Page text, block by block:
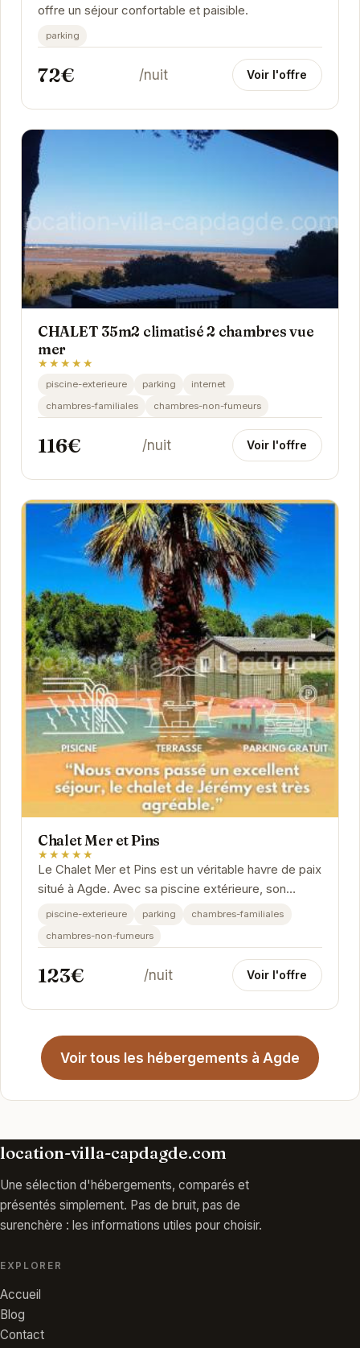
offre un séjour confortable et paisible.
parking
72€ /nuit Voir l'offre
CHALET 35m2 climatisé 2 chambres vue
mer
★★★★★
piscine-exterieure parking
internet
chambres-familiales
chambres-non-fumeurs
116€ /nuit Voir l'offre
Chalet Mer et Pins
★★★★★
Le Chalet Mer et Pins est un véritable havre de paix
situé à Agde. Avec sa piscine extérieure, son
parking et ses chambres familiales...
piscine-exterieure parking
chambres-familiales
chambres-non-fumeurs
123€ /nuit Voir l'offre
Voir tous les hébergements à Agde
location-villa-capdagde.com
Une sélection d'hébergements, comparés et
présentés simplement. Pas de bruit, pas de
surenchère : les informations utiles pour choisir.
EXPLORER
Accueil
Blog
Contact